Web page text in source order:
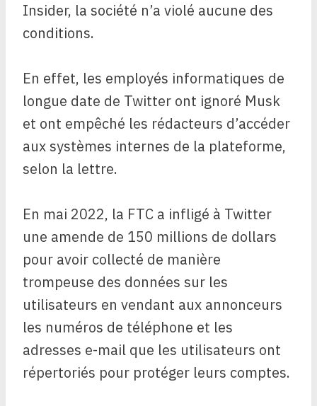
Insider, la société n’a violé aucune des
conditions.
En effet, les employés informatiques de
longue date de Twitter ont ignoré Musk
et ont empêché les rédacteurs d’accéder
aux systèmes internes de la plateforme,
selon la lettre.
En mai 2022, la FTC a infligé à Twitter
une amende de 150 millions de dollars
pour avoir collecté de manière
trompeuse des données sur les
utilisateurs en vendant aux annonceurs
les numéros de téléphone et les
adresses e-mail que les utilisateurs ont
répertoriés pour protéger leurs comptes.